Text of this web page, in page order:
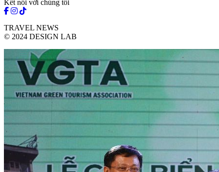
Kết nối với chúng tôi
TRAVEL NEWS
© 2024 DESIGN LAB